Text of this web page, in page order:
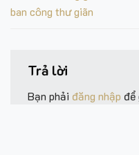
ban công thư giãn
Trả lời
Bạn phải đăng nhập để